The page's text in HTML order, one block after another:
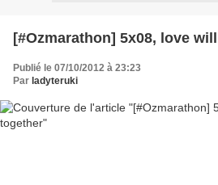
[#Ozmarathon] 5x08, love
Publié le 07/10/2012 à 23:23
Par ladyteruki